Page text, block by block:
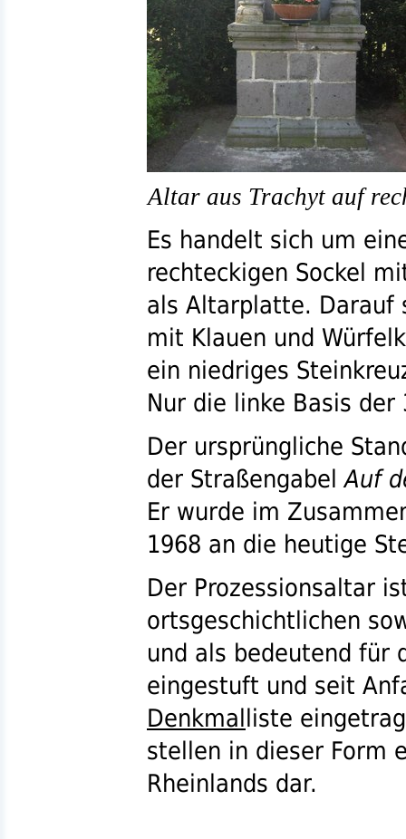
Altar aus Trachyt auf
Es handelt sich um
rechteckigen Sockel
als Altarplatte. Darauf
mit Klauen und
ein niedriges
Nur die linke Basis
Der ursprüngliche
der StraßengabelAuf
Er wurde im
1968 an die heutige
Der Prozessionsaltar
ortsgeschichtlichen
und als bedeutend für
eingestuft und seit
Denkmalliste
stellen in dieser Form
Rheinlands dar.